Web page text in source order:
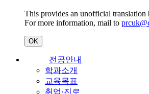
This provides an unofficial translation
For more information, mail to
OK
전공안내
학과소개
교육목표
취업·진로